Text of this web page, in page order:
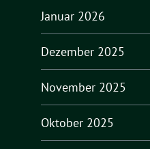
Januar 2026
Dezember 2025
November 2025
Oktober 2025